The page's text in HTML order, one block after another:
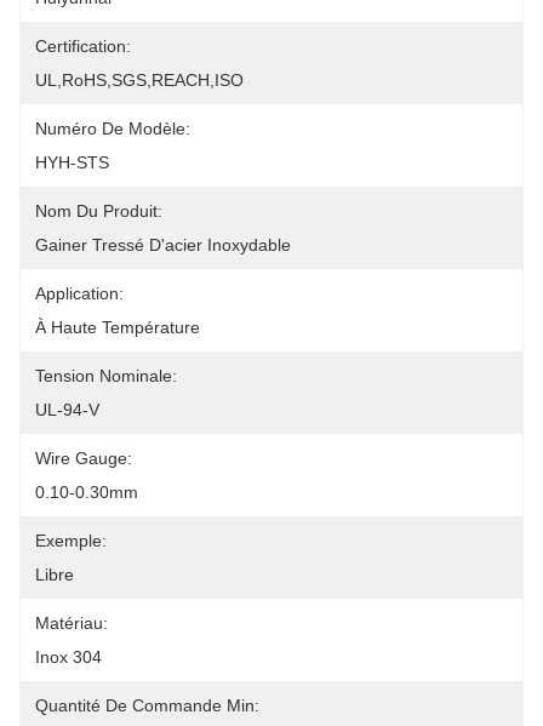
Certification:
UL,RoHS,SGS,REACH,ISO
Numéro De Modèle:
HYH-STS
Nom Du Produit:
Gainer Tressé D'acier Inoxydable
Application:
À Haute Température
Tension Nominale:
UL-94-V
Wire Gauge:
0.10-0.30mm
Exemple:
Libre
Matériau:
Inox 304
Quantité De Commande Min: